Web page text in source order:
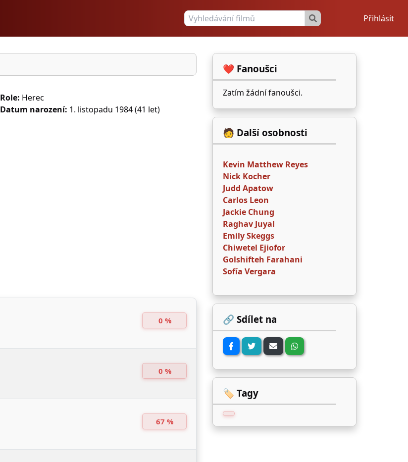
Přihlásit
Role: Herec
Datum narození: 1. listopadu 1984 (41 let)
0 %
0 %
67 %
❤️ Fanoušci
Zatím žádní fanoušci.
🧑 Další osobnosti
Kevin Matthew Reyes
Nick Kocher
Judd Apatow
Carlos Leon
Jackie Chung
Raghav Juyal
Emily Skeggs
Chiwetel Ejiofor
Golshifteh Farahani
Sofía Vergara
🔗 Sdílet na
🏷️ Tagy